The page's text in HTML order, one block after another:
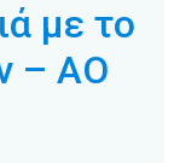
με το
– ΑΟ